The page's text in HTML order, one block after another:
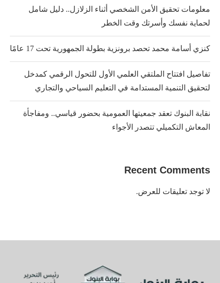
معلومات تحقيق الأمن الشخصي أثناء الزلازل.. دليل شامل
لحماية نفسك وأسرتك وقت الخطر
كنزي أسامة محمد تحصد برونزية بطولة الجمهورية تحت 17 عامًا
تفاصيل افتتاح الملتقي العلمي الأول للتحول الرقمي كمدخل
لتحقيق التنمية المستدامة في التعليم السياحي والتجاري
نقابة البنوك تعقد جمعيتها العمومية بحضور قياسي.. ومفاجأة
المعاش التكميلي تتصدر الأجواء
Recent Comments
لا توجد تعليقات للعرض.